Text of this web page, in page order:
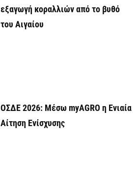
εξαγωγή κοραλλιών από το βυθό
του Αιγαίου
ΟΣΔΕ 2026: Μέσω myAGRO η Ενιαία
Αίτηση Ενίσχυσης